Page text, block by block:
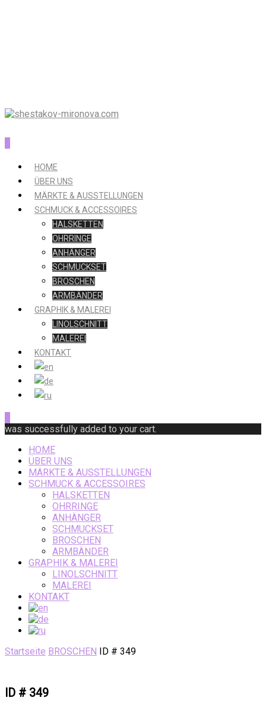
HOME
ÜBER UNS
MÄRKTE & AUSSTELLUNGEN
SCHMUCK & ACCESSOIRES
HALSKETTEN
OHRRINGE
ANHÄNGER
SCHMUCKSET
BROSCHEN
ARMBÄNDER
GRAPHIK & MALEREI
LINOLSCHNITT
MALEREI
KONTAKT
was successfully added to your cart.
HOME
ÜBER UNS
MÄRKTE & AUSSTELLUNGEN
SCHMUCK & ACCESSOIRES
HALSKETTEN
OHRRINGE
ANHÄNGER
SCHMUCKSET
BROSCHEN
ARMBÄNDER
GRAPHIK & MALEREI
LINOLSCHNITT
MALEREI
KONTAKT
Startseite BROSCHEN ID # 349
ID # 349